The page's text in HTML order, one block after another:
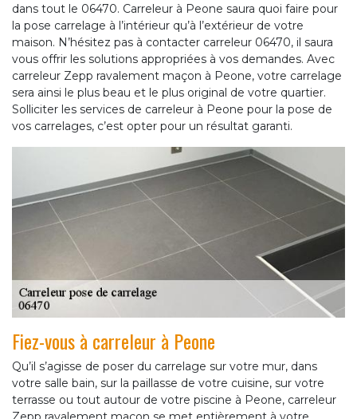
dans tout le 06470. Carreleur à Peone saura quoi faire pour
la pose carrelage à l’intérieur qu’à l’extérieur de votre
maison. N’hésitez pas à contacter carreleur 06470, il saura
vous offrir les solutions appropriées à vos demandes. Avec
carreleur Zepp ravalement maçon à Peone, votre carrelage
sera ainsi le plus beau et le plus original de votre quartier.
Solliciter les services de carreleur à Peone pour la pose de
vos carrelages, c’est opter pour un résultat garanti.
Fiez-vous à carreleur à Peone
Qu’il s’agisse de poser du carrelage sur votre mur, dans
votre salle bain, sur la paillasse de votre cuisine, sur votre
terrasse ou tout autour de votre piscine à Peone, carreleur